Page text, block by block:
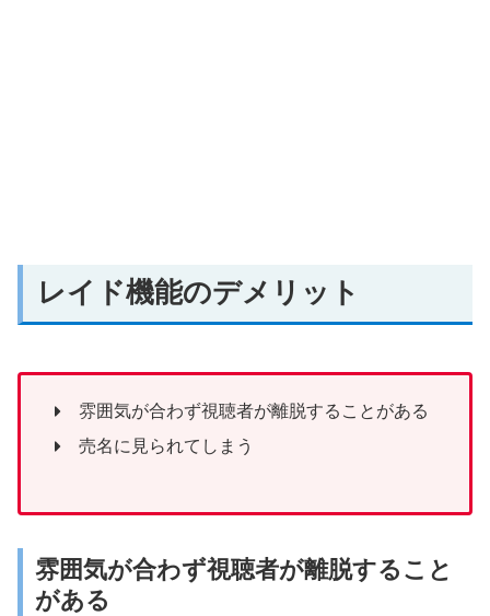
レイド機能のデメリット
雰囲気が合わず視聴者が離脱することがある
売名に見られてしまう
雰囲気が合わず視聴者が離脱すること
がある